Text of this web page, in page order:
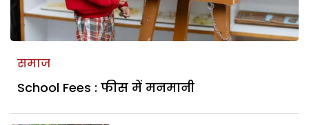
समाज
School Fees : फीस में मनमानी